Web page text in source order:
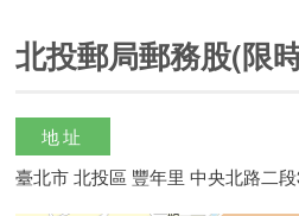
北投郵局郵務股(限
地址
臺北市 北投區 豐年里 中央北路二